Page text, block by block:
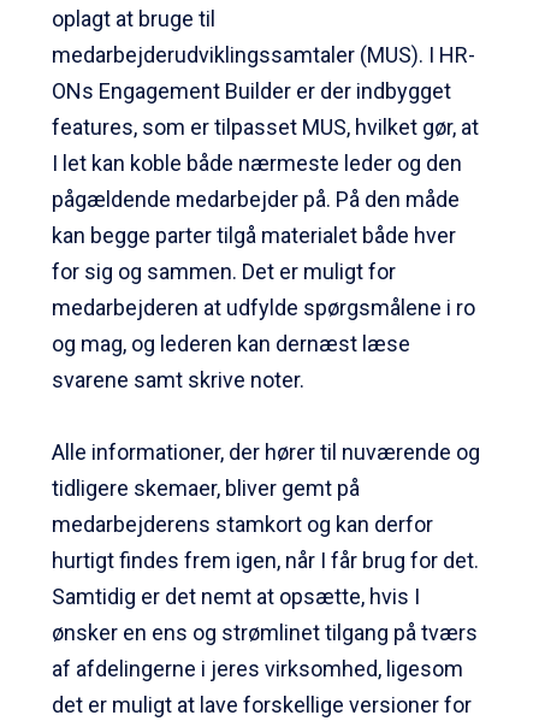
oplagt at bruge til
medarbejderudviklingssamtaler (MUS). I HR-
ONs Engagement Builder er der indbygget
features, som er tilpasset MUS, hvilket gør, at
I let kan koble både nærmeste leder og den
pågældende medarbejder på. På den måde
kan begge parter tilgå materialet både hver
for sig og sammen. Det er muligt for
medarbejderen at udfylde spørgsmålene i ro
og mag, og lederen kan dernæst læse
svarene samt skrive noter.
Alle informationer, der hører til nuværende og
tidligere skemaer, bliver gemt på
medarbejderens stamkort og kan derfor
hurtigt findes frem igen, når I får brug for det.
Samtidig er det nemt at opsætte, hvis I
ønsker en ens og strømlinet tilgang på tværs
af afdelingerne i jeres virksomhed, ligesom
det er muligt at lave forskellige versioner for